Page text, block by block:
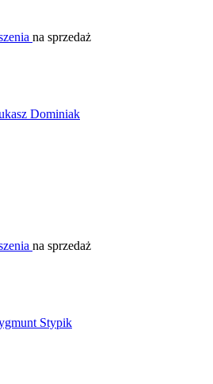
na sprzedaż
na sprzedaż